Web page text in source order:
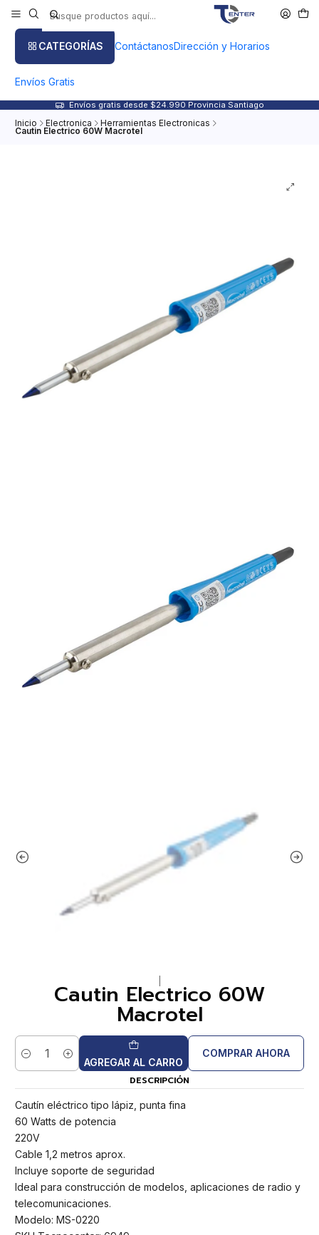
CATEGORÍAS ContáctanosDirección y Horarios
Envíos Gratis
Envíos gratis desde $24.990 Provincia Santiago
Inicio Electronica Herramientas Electronicas
Cautin Electrico 60W Macrotel
Cautin Electrico 60W
Macrotel
Cantidad AGREGAR AL CARRO
COMPRAR AHORA
DESCRIPCIÓN
Cautín eléctrico tipo lápiz, punta fina
60 Watts de potencia
220V
Cable 1,2 metros aprox.
Incluye soporte de seguridad
Ideal para construcción de modelos, aplicaciones de radio y
telecomunicaciones.
Modelo: MS-0220